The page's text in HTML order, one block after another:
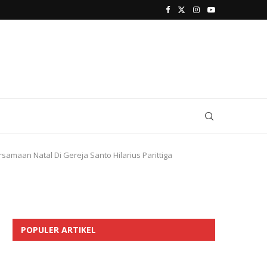
Natal Di Gereja Santo Hilarius Parittiga
POPULER ARTIKEL